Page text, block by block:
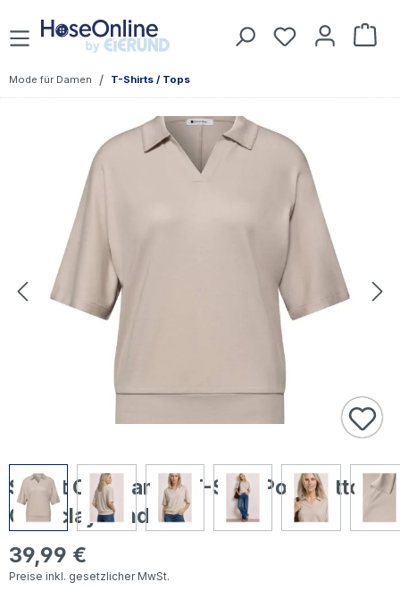
Zum Hauptinhalt springen Du hast 0
Mode für Damen / T-Shirts / Tops
Bildergalerie überspringen
Street One Damen T-Shirt Polo Bottom
Cuff clay sand
Regulärer Preis:
39,99 €
Preise inkl. gesetzlicher MwSt.